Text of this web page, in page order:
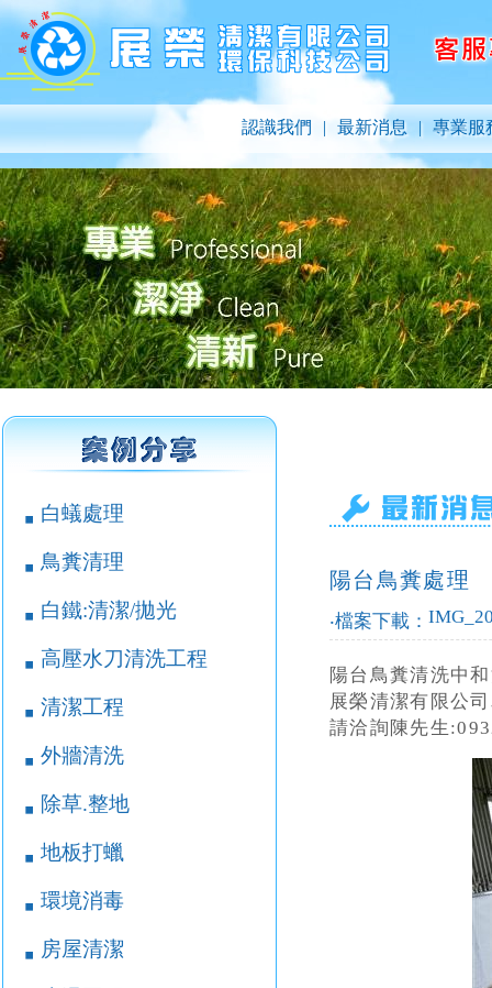
認識我們 | 最新消息 | 專業服
￭ 白蟻處理
￭ 鳥糞清理
￭ 白鐵:清潔/拋光
￭ 高壓水刀清洗工程
￭ 清潔工程
￭ 外牆清洗
￭ 除草.整地
￭ 地板打蠟
￭ 環境消毒
￭ 房屋清潔
陽台鳥糞處理
‧檔案下載：
陽台鳥糞清洗中
展榮清潔有限公
請洽詢陳先生